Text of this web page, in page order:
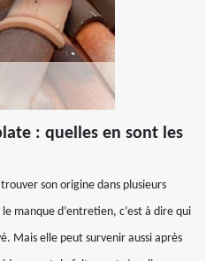
: quelles en sont les
son origine dans plusieurs
manque d’entretien, c’est à dire qui
Mais elle peut survenir aussi après